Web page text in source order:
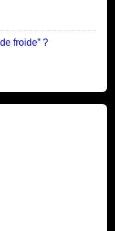
froide” ?